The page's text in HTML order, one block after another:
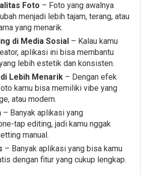
Foto – Foto yang awalnya
menjadi lebih tajam, terang, atau
yang menarik.
di Media Sosial – Kalau kamu
aplikasi ini bisa membantu
lebih estetik dan konsisten.
Lebih Menarik – Dengan efek
kamu bisa memiliki vibe yang
atau modern.
– Banyak aplikasi yang
tap editing, jadi kamu nggak
manual.
– Banyak aplikasi yang bisa kamu
dengan fitur yang cukup lengkap.